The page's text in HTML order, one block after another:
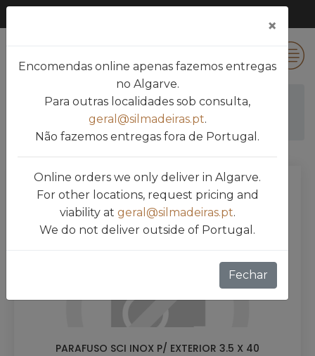
Silmadeiras
Produtos
PARAFUSOS PARA MADEIRA
SCI INOX
PARAFUSO SCI INOX P/ EXTERIOR 3.5 X 40
×
Encomendas online apenas fazemos entregas
no Algarve.
Para outras localidades sob consulta,
geral@silmadeiras.pt.
Não fazemos entregas fora de Portugal.
Online orders we only deliver in Algarve.
For other locations, request pricing and
viability at geral@silmadeiras.pt.
We do not deliver outside of Portugal.
Fechar